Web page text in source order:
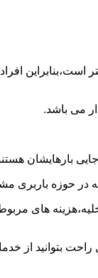
می باشد.
بارهایشان
در حوزه باربری
های
بتوانید از